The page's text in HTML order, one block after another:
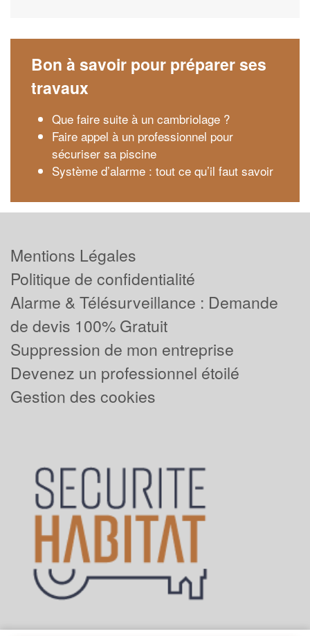
Bon à savoir pour préparer ses
travaux
Que faire suite à un cambriolage ?
Faire appel à un professionnel pour
sécuriser sa piscine
Système d’alarme : tout ce qu’il faut savoir
Mentions Légales
Politique de confidentialité
Alarme & Télésurveillance : Demande
de devis 100% Gratuit
Suppression de mon entreprise
Devenez un professionnel étoilé
Gestion des cookies